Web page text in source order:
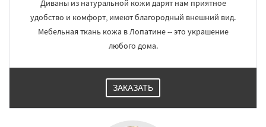
Диваны из натуральной кожи дарят нам приятное
удобство и комфорт, имеют благородный внешний вид.
Мебельная ткань кожа в Лопатине -- это украшение
любого дома.
ЗАКАЗАТЬ